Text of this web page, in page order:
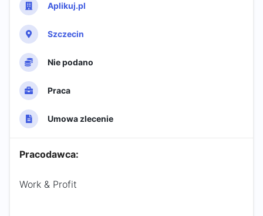
Aplikuj.pl
Szczecin
Nie podano
Praca
Umowa zlecenie
Pracodawca:
Work & Profit